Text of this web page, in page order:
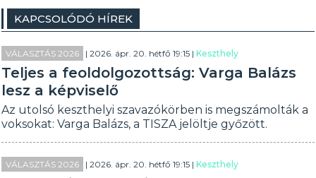
KAPCSOLÓDÓ HÍREK
VÁLASZTÁS 2026 | 2026. ápr. 20. hétfő 19:15 |Keszthely
Teljes a feoldolgozottság: Varga Balázs
lesz a képviselő
Az utolsó keszthelyi szavazókörben is megszámolták a
voksokat: Varga Balázs, a TISZA jelöltje győzött.
VÁLASZTÁS 2026 | 2026. ápr. 20. hétfő 19:15 |Keszthely